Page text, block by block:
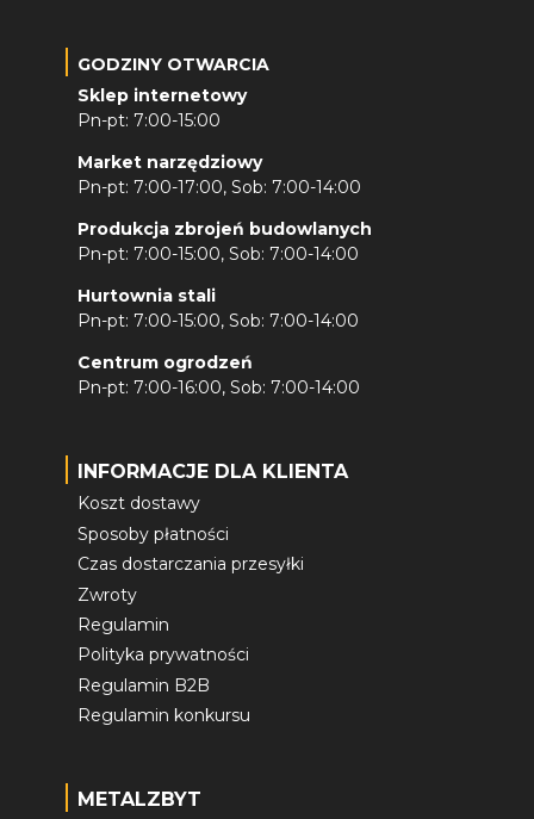
GODZINY OTWARCIA
Sklep internetowy
Pn-pt: 7:00-15:00
Market narzędziowy
Pn-pt: 7:00-17:00, Sob: 7:00-14:00
Produkcja zbrojeń budowlanych
Pn-pt: 7:00-15:00, Sob: 7:00-14:00
Hurtownia stali
Pn-pt: 7:00-15:00, Sob: 7:00-14:00
Centrum ogrodzeń
Pn-pt: 7:00-16:00, Sob: 7:00-14:00
INFORMACJE DLA KLIENTA
Koszt dostawy
Sposoby płatności
Czas dostarczania przesyłki
Zwroty
Regulamin
Polityka prywatności
Regulamin B2B
Regulamin konkursu
METALZBYT